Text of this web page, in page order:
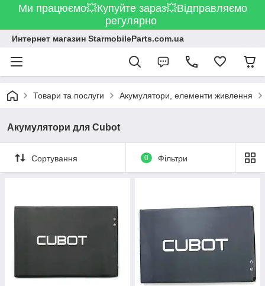
Ми працюємо💥Купуйте зараз💥Відправляємо
регулярно
Интернет магазин StarmobileParts.com.ua
Товари та послуги Акумулятори, елементи живлення
Акумулятори для Cubot
Сортування 0 Фільтри